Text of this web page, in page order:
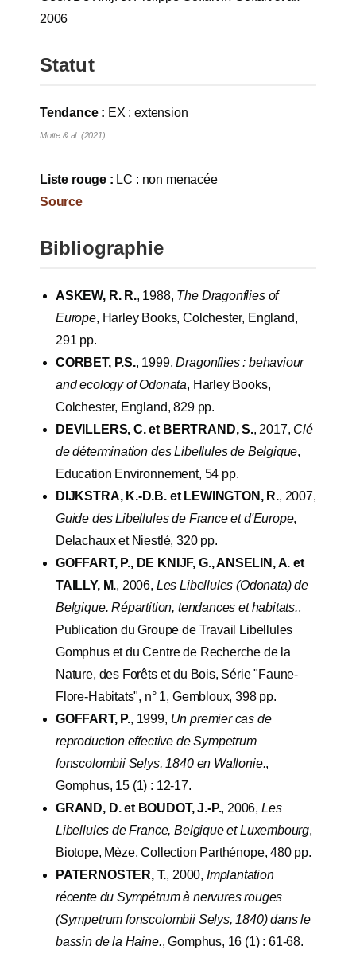
2006
Statut
Tendance : EX : extension
Motte & al. (2021)
Liste rouge : LC : non menacée
Source
Bibliographie
ASKEW, R. R., 1988, The Dragonflies of
Europe, Harley Books, Colchester, England,
291 pp.
CORBET, P.S., 1999,Dragonflies : behaviour
and ecology of Odonata, Harley Books,
Colchester, England, 829 pp.
DEVILLERS, C. et BERTRAND, S., 2017, Clé
de détermination des Libellules de Belgique,
Education Environnement, 54 pp.
DIJKSTRA, K.-D.B. et LEWINGTON, R., 2007,
Guide des Libellules de France et d'Europe,
Delachaux et Niestlé, 320 pp.
GOFFART, P., DE KNIJF, G., ANSELIN, A. et
TAILLY, M., 2006, Les Libellules (Odonata) de
Belgique. Répartition, tendances et habitats.,
Publication du Groupe de Travail Libellules
Gomphus et du Centre de Recherche de la
Nature, des Forêts et du Bois, Série "Faune-
Flore-Habitats", n° 1, Gembloux, 398 pp.
GOFFART, P., 1999, Un premier cas de
reproduction effective de Sympetrum
fonscolombii Selys, 1840 en Wallonie.,
Gomphus, 15 (1) : 12-17.
GRAND, D. et BOUDOT, J.-P., 2006, Les
Libellules de France, Belgique et Luxembourg,
Biotope, Mèze, Collection Parthénope, 480 pp.
PATERNOSTER, T., 2000, Implantation
récente du Sympétrum à nervures rouges
(Sympetrum fonscolombii Selys, 1840) dans le
bassin de la Haine., Gomphus, 16 (1) : 61-68.